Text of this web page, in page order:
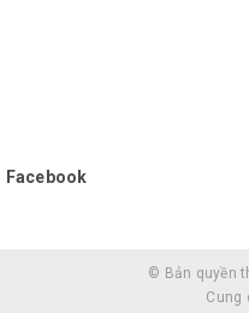
Facebook
© Bản quyền
Cung